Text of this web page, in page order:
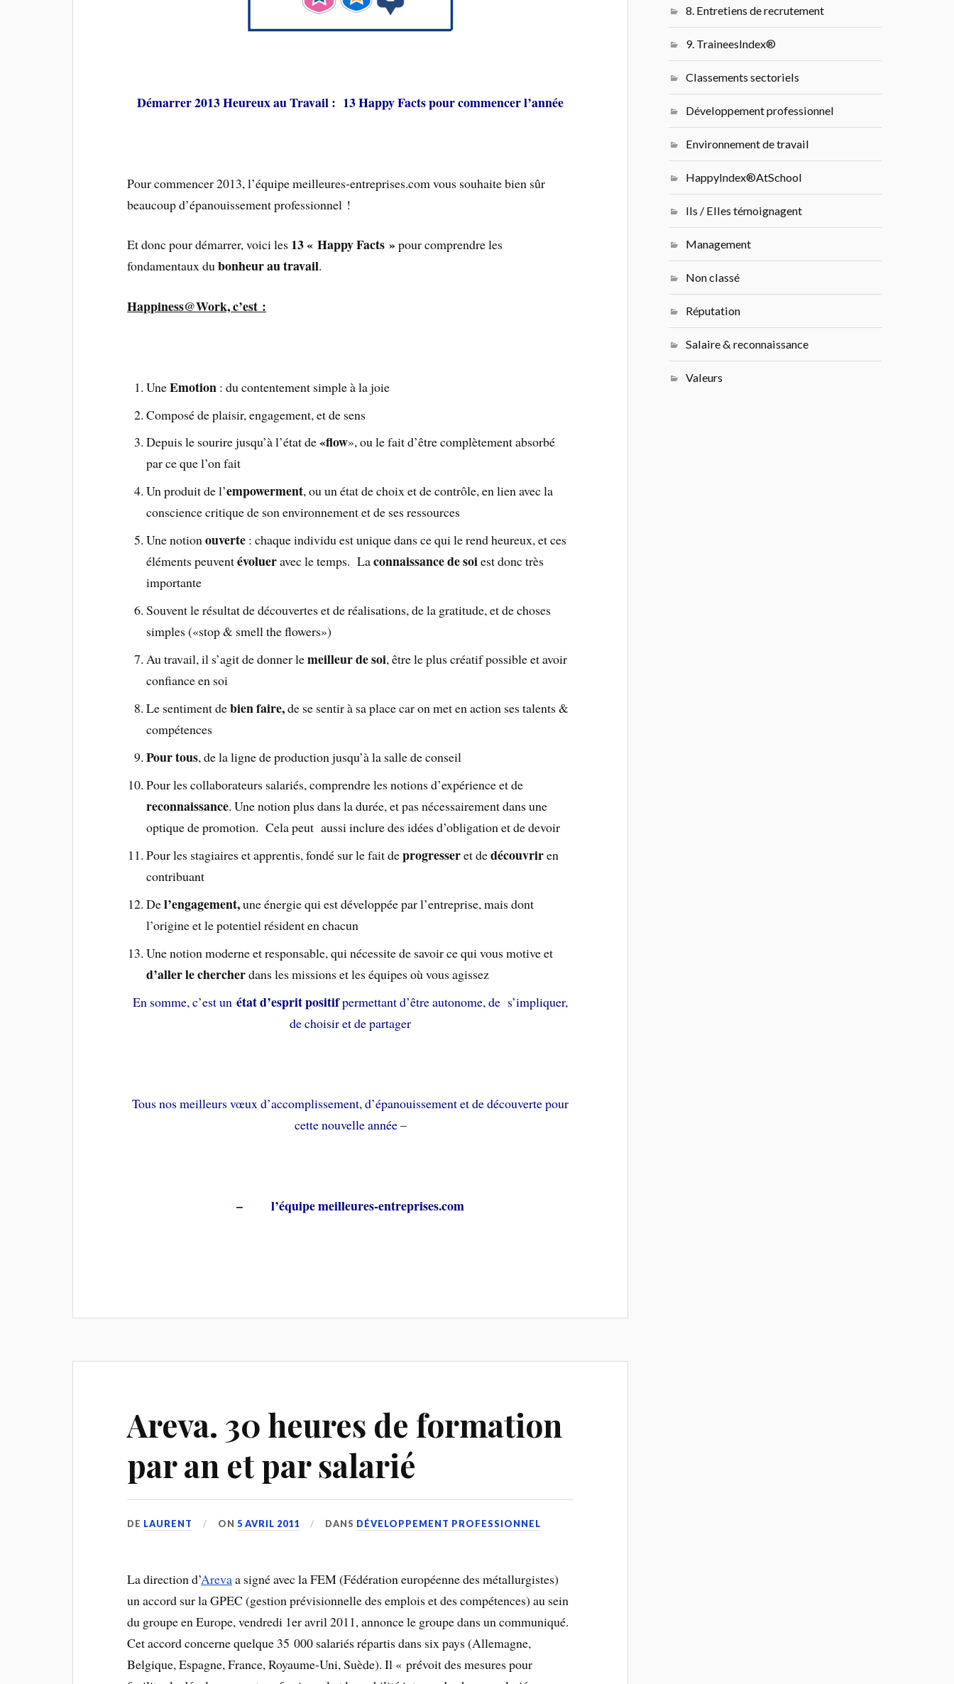
Démarrer 2013 Heureux au Travail : 13 Happy Facts pour commencer l’année
Pour commencer 2013, l’équipe meilleures-entreprises.com vous souhaite bien sûr
beaucoup d’épanouissement professionnel !
Et donc pour démarrer, voici les 13 « Happy Facts »pour comprendre les
fondamentaux dubonheur au travail.
Happiness@Work, c’est :
UneEmotion : du contentement simple à la joie
Composé de plaisir, engagement, et de sens
Depuis le sourire jusqu’à l’état de«flow», ou le fait d’être complètement absorbé
par ce que l’on fait
Un produit de l’empowerment, ou un état de choix et de contrôle, en lien avec la
conscience critique de son environnement et de ses ressources
Une notionouverte : chaque individu est unique dans ce qui le rend heureux, et ces
éléments peuventévolueravec le temps. Laconnaissance de soiest donc très
importante
Souvent le résultat de découvertes et de réalisations, de la gratitude, et de choses
simples («stop & smell the flowers»)
Au travail, il s’agit de donner lemeilleur de soi, être le plus créatif possible et avoir
confiance en soi
Le sentiment debien faire,de se sentir à sa place car on met en action ses talents &
compétences
Pour tous, de la ligne de production jusqu’à la salle de conseil
Pour les collaborateurs salariés, comprendre les notions d’expérience et de
reconnaissance. Une notion plus dans la durée, et pas nécessairement dans une
optique de promotion. Cela peut aussi inclure des idées d’obligation et de devoir
Pour les stagiaires et apprentis, fondé sur le fait deprogresseret dedécouvriren
contribuant
Del’engagement,une énergie qui est développée par l’entreprise, mais dont
l’origine et le potentiel résident en chacun
Une notion moderne et responsable, qui nécessite de savoir ce qui vous motive et
d’aller le chercherdans les missions et les équipes où vous agissez
En somme, c’est unétat d’esprit positifpermettant d’être autonome, de s’impliquer,
de choisir et de partager
Tous nos meilleurs vœux d’accomplissement, d’épanouissement et de découverte pour
cette nouvelle année –
– l’équipe meilleures-entreprises.com
Areva. 30 heures de formation
par an et par salarié
DE LAURENT ON5 AVRIL 2011 DANS DÉVELOPPEMENT PROFESSIONNEL
La direction d’Arevaa signé avec la FEM (Fédération européenne des métallurgistes)
un accord sur la GPEC (gestion prévisionnelle des emplois et des compétences) au sein
du groupe en Europe, vendredi 1er avril 2011, annonce le groupe dans un communiqué.
Cet accord concerne quelque 35 000 salariés répartis dans six pays (Allemagne,
Belgique, Espagne, France, Royaume-Uni, Suède). Il « prévoit des mesures pour
8. Entretiens de recrutement
9. TraineesIndex®
Classements sectoriels
Développement professionnel
Environnement de travail
HappyIndex®AtSchool
Ils / Elles témoignagent
Management
Non classé
Réputation
Salaire & reconnaissance
Valeurs